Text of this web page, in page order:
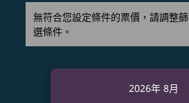
無符合您設定條件的票價，請調整篩
選條件。
2026年 8月